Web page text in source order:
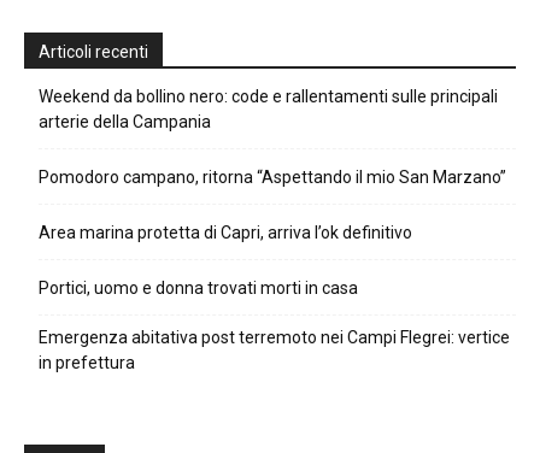
Articoli recenti
Weekend da bollino nero: code e rallentamenti sulle principali
arterie della Campania
Pomodoro campano, ritorna “Aspettando il mio San Marzano”
Area marina protetta di Capri, arriva l’ok definitivo
Portici, uomo e donna trovati morti in casa
Emergenza abitativa post terremoto nei Campi Flegrei: vertice
in prefettura